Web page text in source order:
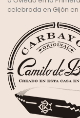
celebrada en Gijón en